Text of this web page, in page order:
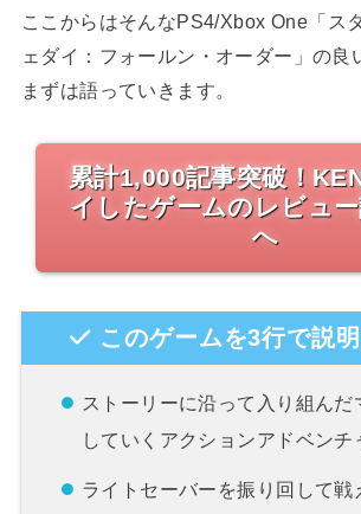
ここからはそんなPS4/Xbox One「ス
ェダイ：フォールン・オーダー」の良
まずは語っていきます。
累計1,000記事突破！
イしたゲームのレビュ
へ
このゲームを3行で説
ストーリーに沿って入り組んだ
していくアクションアドベンチ
ライトセーバーを振り回して戦